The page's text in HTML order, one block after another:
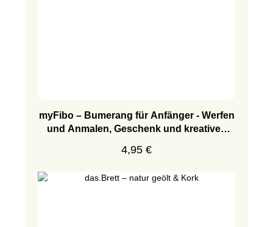
myFibo – Bumerang für Anfänger - Werfen
und Anmalen, Geschenk und kreatives
Regulärer Preis:
4,95 €